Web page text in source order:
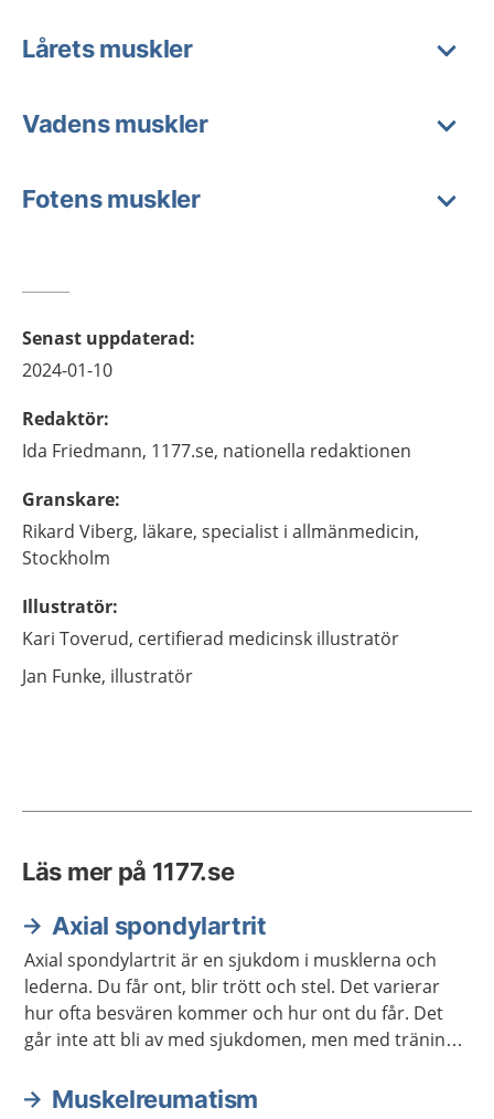
Lårets muskler
Vadens muskler
Fotens muskler
Senast uppdaterad:
2024-01-10
Redaktör:
Ida Friedmann, 1177.se, nationella redaktionen
Granskare:
Rikard Viberg, läkare, specialist i allmänmedicin,
Stockholm
Illustratör:
Kari Toverud, certifierad medicinsk illustratör
Jan Funke, illustratör
Läs mer på 1177.se
Axial spondylartrit
Axial spondylartrit är en sjukdom i musklerna och
lederna. Du får ont, blir trött och stel. Det varierar
hur ofta besvären kommer och hur ont du får. Det
går inte att bli av med sjukdomen, men med träning
Muskelreumatism